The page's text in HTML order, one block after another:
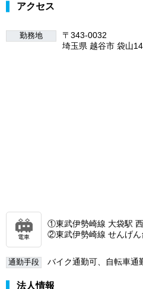
アクセス
勤務地
〒343-0032
埼玉県 越谷市 袋山
電車
①東武伊勢崎線 大袋駅
②東武伊勢崎線 せんげ
通勤手段 バイク通勤可、自転車通
法人情報